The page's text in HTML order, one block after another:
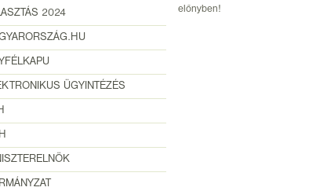
2024
ÜGYINTÉZÉS
előnyben!